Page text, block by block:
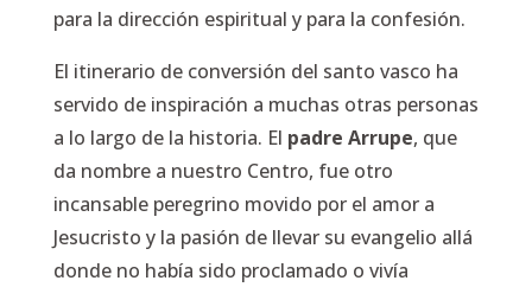
para la dirección espiritual y para la confesión.
El itinerario de conversión del santo vasco ha
servido de inspiración a muchas otras personas
a lo largo de la historia. El padre Arrupe, que
da nombre a nuestro Centro, fue otro
incansable peregrino movido por el amor a
Jesucristo y la pasión de llevar su evangelio allá
donde no había sido proclamado o vivía